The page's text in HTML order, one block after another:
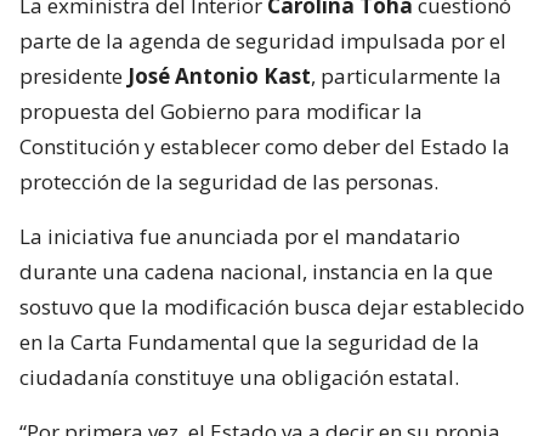
parte de la agenda de seguridad impulsada por el
presidente José Antonio Kast, particularmente la
propuesta del Gobierno para modificar la
Constitución y establecer como deber del Estado la
protección de la seguridad de las personas.
La iniciativa fue anunciada por el mandatario
durante una cadena nacional, instancia en la que
sostuvo que la modificación busca dejar establecido
en la Carta Fundamental que la seguridad de la
ciudadanía constituye una obligación estatal.